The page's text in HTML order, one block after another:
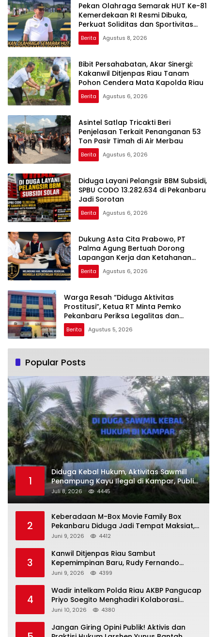
Pekan Olahraga Semarak HUT Ke-81
Kemerdekaan RI Resmi Dibuka,
Perkuat Soliditas dan Sportivitas
Pegawai
Berita Agustus 8, 2026
Bibit Persahabatan, Akar Sinergi:
Kakanwil Ditjenpas Riau Tanam
Pohon Cendera Mata Kapolda Riau
Berita Agustus 6, 2026
Asintel Satlap Tricakti Beri
Penjelasan Terkait Penanganan 53
Ton Pasir Timah di Air Merbau
Berita Agustus 6, 2026
Diduga Layani Pelangsir BBM Subsidi,
SPBU CODO 13.282.634 di Pekanbaru
Jadi Sorotan
Berita Agustus 6, 2026
Dukung Asta Cita Prabowo, PT
Palma Agung Bertuah Dorong
Lapangan Kerja dan Ketahanan
Pangan
Berita Agustus 6, 2026
Warga Resah “Diduga Aktivitas
Prostitusi”, Ketua RT Minta Pemko
Pekanbaru Periksa Legalitas dan
Aktivitas Z Homestay di Jalan Tanjung
Datuk
Berita Agustus 5, 2026
Popular Posts
1
Diduga Kebal Hukum, Aktivitas Sawmill
Penampung Kayu Ilegal di Kampar, Publik
Soroti Komitmen Penegakan Hukum Polres
Kampar
Juli 8, 2026 4445
2
Keberadaan M-Box Movie Family Box
Pekanbaru Diduga Jadi Tempat Maksiat,
Warga Resah Minta Pemerintah Lakukan
Juni 9, 2026 4412
3
Kanwil Ditjenpas Riau Sambut
Kepemimpinan Baru, Rudy Fernando
Sianturi Resmi Menjabat Kakanwil
Juni 9, 2026 4399
4
Wadir intelkam Polda Riau AKBP Pangucap
Priyo Soegito Menghadiri Kolaborasi
Selamatkan Lingkungan Cegah Karhutla
Juni 10, 2026 4380
Jangan Giring Opini Publik! Aktivis dan